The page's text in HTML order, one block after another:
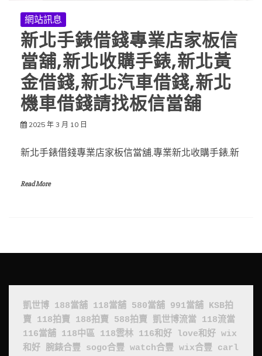
網站訊息
新北手錶借錢專業店家板信
當舖,新北收購手錶,新北黃
金借錢,新北汽車借錢,新北
機車借錢請找板信當舖
2025 年 3 月 10 日
新北手錶借錢專業店家板信當舖,專業新北收購手錶,新
Read More
凱世博 188當舖 118當舖 580當舖 991當舖 KSB拍
賣
118拍賣 188拍賣 588拍賣 凱世博流當 118流當
116當舖 118中區 118雲林 116和好 love和好 wix
和好
腕錶合豐 sogo合豐 watch合豐 wix合豐 carl